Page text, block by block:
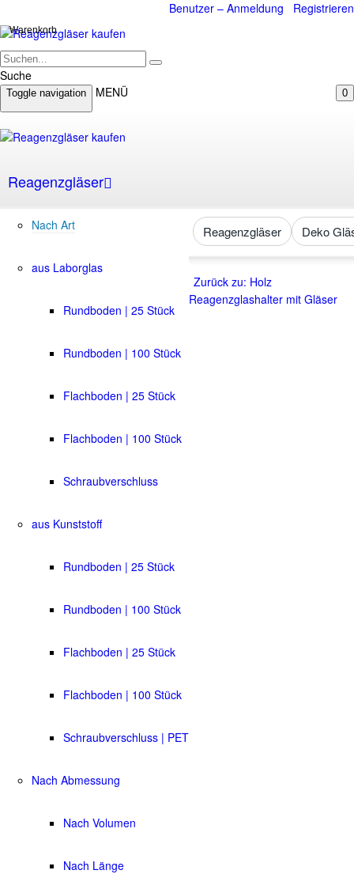
Benutzer – Anmeldung Registrieren
Suche
0
Warenkorb
Toggle navigation MENÜ
Reagenzgläser
Nach Art
aus Laborglas
Rundboden | 25 Stück
Rundboden | 100 Stück
Flachboden | 25 Stück
Flachboden | 100 Stück
Schraubverschluss
aus Kunststoff
Rundboden | 25 Stück
Rundboden | 100 Stück
Flachboden | 25 Stück
Flachboden | 100 Stück
Schraubverschluss | PET
Nach Abmessung
Nach Volumen
Nach Länge
Reagenzgläser Deko
Zurück zu: Holz
Reagenzglashalter mit Gläser